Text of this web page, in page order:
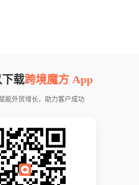
载跨境魔方 App
能外贸增长，助力客户成功